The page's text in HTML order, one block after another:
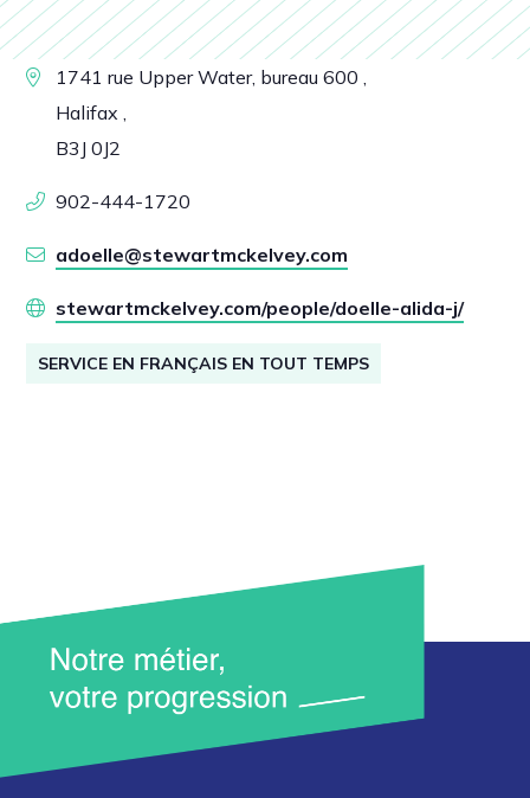
1741 rue Upper Water, bureau 600 ,
Halifax ,
B3J 0J2
902-444-1720
adoelle@stewartmckelvey.com
stewartmckelvey.com/people/doelle-alida-j/
SERVICE EN FRANÇAIS EN TOUT TEMPS